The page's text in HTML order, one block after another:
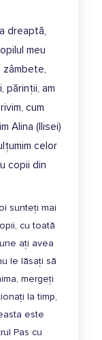
dreaptă,
meu
zâmbete,
părinții, am
cum
Alina (Ilisei)
celor
copii din
sunteți mai
cu toată
ați avea
le lăsați să
mergeți
la timp,
este
Pas cu